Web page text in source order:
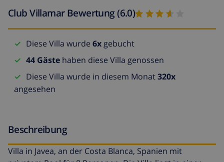
Club Villamar Bewertung (6.0)
Diese Villa wurde 6xgebucht
44 Gäste haben diese Villa genossen
Diese Villa wurde in diesem Monat320x
angesehen
Beschreibung
Villa in Javea, an der Costa Blanca, Spanien mit